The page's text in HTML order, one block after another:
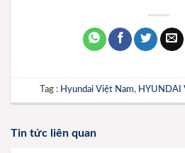
Tag : Hyundai Việt Nam, HYUNDAI
Tin tức liên quan